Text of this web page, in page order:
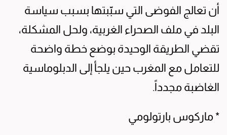
أن تعالج الفوضى التي سبّبتها بسبب سياسة
البلد في ملف الصحراء الغربية، ولحل المشكلة،
تقضي الطريقة الوحيدة بوضع خطة واضحة
للتعامل مع المغرب حين يلجأ إلى الدبلوماسية
الغاضبة مجدداً.
* ماركوس بارتولومي